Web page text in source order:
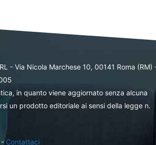
- Via Nicola Marchese 10, 00141 Roma (RM)
in quanto viene aggiornato senza alcuna
un prodotto editoriale ai sensi della legge n.
-Contattaci